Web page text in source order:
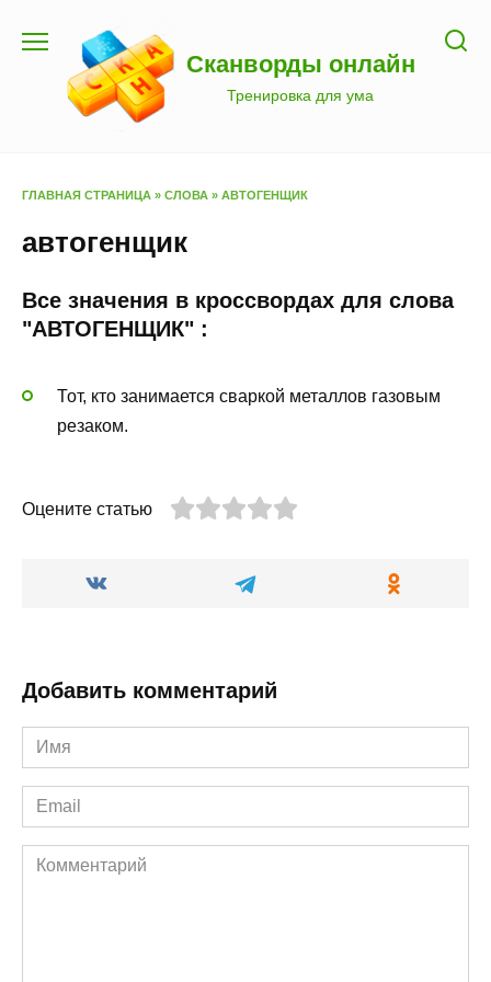
содержанию
Сканворды онлайн
Тренировка для ума
ГЛАВНАЯ СТРАНИЦА » СЛОВА » АВТОГЕНЩИК
автогенщик
Все значения в кроссвордах для слова
"АВТОГЕНЩИК" :
Тот, кто занимается сваркой металлов газовым
резаком.
Оцените статью
Добавить комментарий
Имя
*
Email
*
Комментарий